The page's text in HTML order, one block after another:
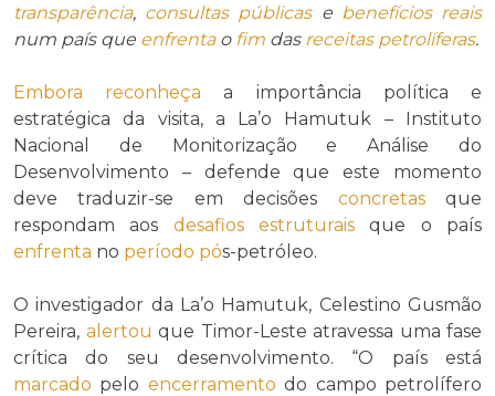
transparência, consultas públicase benefícios reais
num país que enfrentao fim das receitas petrolíferas.
Embora reconheça a importância política e
estratégica da visita, a La’o Hamutuk – Instituto
Nacional de Monitorização e Análise do
Desenvolvimento – defende que este momento
deve traduzir-se em decisões concretasque
respondam aos desafios estruturais que o país
enfrenta no período pós-petróleo.
O investigador da La’o Hamutuk, Celestino Gusmão
Pereira, alertou que Timor-Leste atravessa uma fase
crítica do seu desenvolvimento. “O país está
marcado pelo encerramento do campo petrolífero